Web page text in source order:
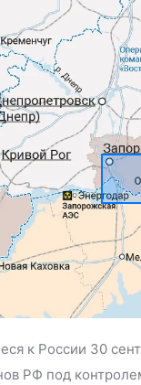
к России 30
РФ под